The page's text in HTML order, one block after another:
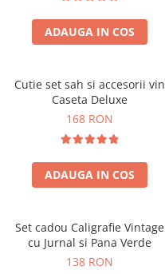
ADAUGA IN COS
Cutie set sah si accesorii vin
Caseta Deluxe
168 RON
ADAUGA IN COS
Set cadou Caligrafie Vintage
cu Jurnal si Pana Verde
138 RON